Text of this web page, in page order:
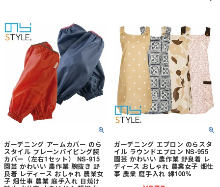
ガーデニング アームカバー のら
スタイル プレーンパイピング腕
カバー（左右1セット） NS-915
園芸 かわいい 農作業 腕抜き 野
良着 レディース おしゃれ 農業女
子 畑仕事 農業 庭手入れ 日焼け
ガーデニング エプロン のらスタ
イル ラウンドエプロン NS-955
園芸 かわいい 農作業 野良着 レ
ディース おしゃれ 農業女子 畑仕
事 農業 庭手入れ 綿100%